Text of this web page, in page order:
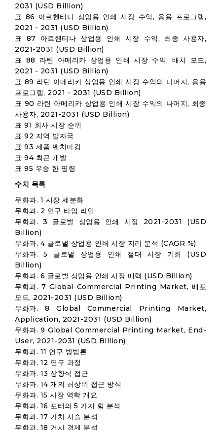
2031 (USD Billion)
표 86 아르헨티나 상업용 인쇄 시장 수익, 응용 프로그램,
2021 - 2031 (USD Billion)
표 87 아르헨티나 상업용 인쇄 시장 수익, 최종 사용자,
2021-2031 (USD Billion)
표 88 라틴 아메리카 상업용 인쇄 시장 수익, 배치 모드,
2021 - 2031 (USD Billion)
표 89 라틴 아메리카 상업용 인쇄 시장 수익의 나머지, 응용
프로그램, 2021 - 2031 (USD Billion)
표 90 라틴 아메리카 상업용 인쇄 시장 수익의 나머지, 최종
사용자, 2021-2031 (USD Billion)
표 91 회사 시장 순위
표 92 지역 발자국
표 93 제품 벤치마킹
표 94 최근 개발
표 95 우승 한 명령
수치 목록
무화과. 1 시장 세분화
무화과. 2 연구 타임 라인
무화과. 3 글로벌 상업용 인쇄 시장 2021-2031 (USD
Billion)
무화과. 4 글로벌 상업용 인쇄 시장 지리 분석 (CAGR %)
무화과. 5 글로벌 상업용 인쇄 절대 시장 기회 (USD
Billion)
무화과. 6 글로벌 상업용 인쇄 시장 매력 (USD Billion)
무화과. 7 Global Commercial Printing Market, 배포
모드, 2021-2031 (USD Billion)
무화과. 8 Global Commercial Printing Market,
Application, 2021-2031 (USD Billion)
무화과. 9 Global Commercial Printing Market, End-
User, 2021-2031 (USD Billion)
무화과. 11 연구 방법론
무화과. 12 연구 과정
무화과. 13 상향식 접근
무화과. 14 개의 최상위 접근 방식
무화과. 15 시장 역학 개요
무화과. 16 포터의 5 가지 힘 분석
무화과. 17 가치 사슬 분석
무화과. 18 거시 경제 분석